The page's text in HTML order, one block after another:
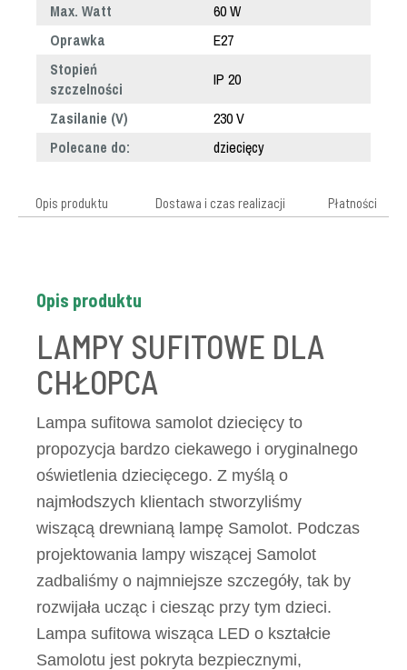
Max. Watt
60 W
Oprawka
E27
Stopień
szczelności
IP 20
Zasilanie (V)
230 V
Polecane do:
dziecięcy
Opis produktu Dostawa i czas realizacji Płatności
Opis produktu
LAMPY SUFITOWE DLA
CHŁOPCA
Lampa sufitowa samolot dziecięcy to
propozycja bardzo ciekawego i oryginalnego
oświetlenia dziecięcego. Z myślą o
najmłodszych klientach stworzyliśmy
wiszącą drewnianą lampę Samolot. Podczas
projektowania lampy wiszącej Samolot
zadbaliśmy o najmniejsze szczegóły, tak by
rozwijała ucząc i ciesząc przy tym dzieci.
Lampa sufitowa wisząca LED o kształcie
Samolotu jest pokryta bezpiecznymi,